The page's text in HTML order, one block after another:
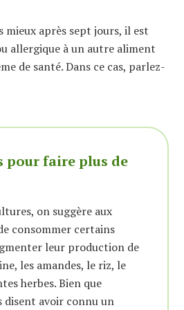
mieux après sept jours, il est
allergique à un autre aliment
de santé. Dans ce cas, parlez-
pour faire plus de
on suggère aux
consommer certains
leur production de
les amandes, le riz, le
herbes. Bien que
disent avoir connu un